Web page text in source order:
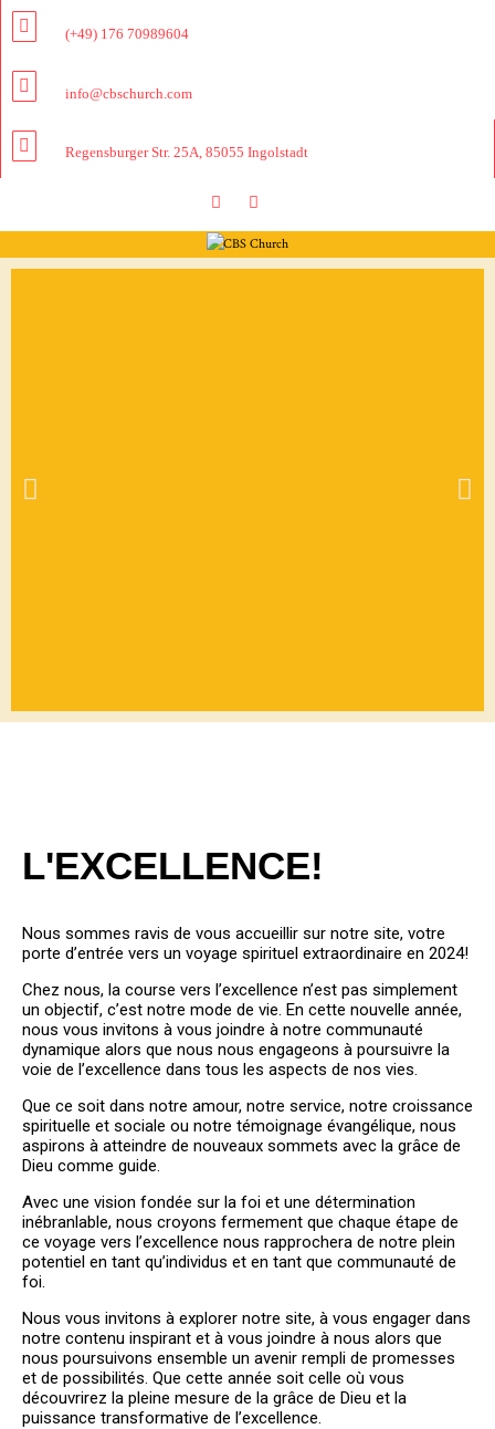
(+49) 176 70989604
info@cbschurch.com
Regensburger Str. 25A, 85055 Ingolstadt
PARMIS
NOUS
PLUS QU'UNE ÉGLISE, UNE
VÉRITABLE FAMILLE!
L'EXCELLENCE!
Nous sommes ravis de vous accueillir sur notre site, votre
porte d’entrée vers un voyage spirituel extraordinaire en 2024!
Chez nous, la course vers l’excellence n’est pas simplement
un objectif, c’est notre mode de vie. En cette nouvelle année,
nous vous invitons à vous joindre à notre communauté
dynamique alors que nous nous engageons à poursuivre la
voie de l’excellence dans tous les aspects de nos vies.
Que ce soit dans notre amour, notre service, notre croissance
spirituelle et sociale ou notre témoignage évangélique, nous
aspirons à atteindre de nouveaux sommets avec la grâce de
Dieu comme guide.
Avec une vision fondée sur la foi et une détermination
inébranlable, nous croyons fermement que chaque étape de
ce voyage vers l’excellence nous rapprochera de notre plein
potentiel en tant qu’individus et en tant que communauté de
foi.
Nous vous invitons à explorer notre site, à vous engager dans
notre contenu inspirant et à vous joindre à nous alors que
nous poursuivons ensemble un avenir rempli de promesses
et de possibilités. Que cette année soit celle où vous
découvrirez la pleine mesure de la grâce de Dieu et la
puissance transformative de l’excellence.